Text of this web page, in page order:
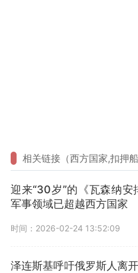
相关链接（西方国家,扣押船
迎来“30岁”的《瓦森纳
军事领域已超越西方国家
时间：2026-02-24 13:52:09
泽连斯基呼吁俄罗斯人离